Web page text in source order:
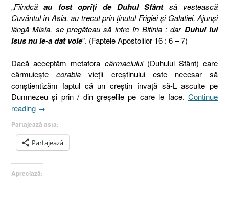
„Fiindcăau fost opriţi de Duhul Sfântsă vestească
Cuvântul în Asia, au trecut prin ţinutul Frigiei şi Galatiei. Ajunşi
lângă Misia, se pregăteau să intre în Bitinia ; dar Duhul lui
Isus nu le-a dat voie”. (Faptele Apostolilor 16 : 6 – 7)
Dacă acceptăm metafora cârmaciului(Duhului Sfânt) care
cârmuieştecorabia vieţii creştinului este necesar să
conştientizăm faptul că un creştin învaţă să-L asculte pe
Dumnezeu şi prin / din greşelile pe care le face. Continue
reading „Cârmuirea
Sfânt
II.
Cum
învăţ
să
→
Partajează asta:
Partajează
Apreciază: